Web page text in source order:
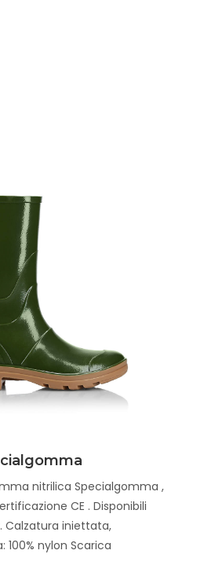
nitrilica Specialgomma ,
CE . Disponibili
Calzatura iniettata,
nylon Scarica